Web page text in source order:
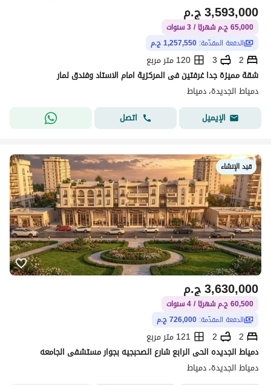
ج.م3,593,000
65,000 ج.م شهريًا / 3 سنوات
الدفعة المقدّمة: 1,257,550 ج.م
2
3
120 متر مربع
شقة مميزة جدا غرفتين فى المركزية امام الاستاد وفندق لمار
دمياط الجديدة، دمياط
الإيميل
اتصل
قيد الإنشاء
ج.م3,630,000
60,500 ج.م شهريًا / 4 سنوات
الدفعة المقدّمة: 726,000 ج.م
2
2
121 متر مربع
دمياط الجديده الحى الرابع شارع الصحبجيه بجوار مستشفى الجامعه
دمياط الجديدة، دمياط